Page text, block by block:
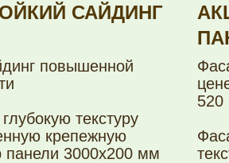
САЙДИНГ
повышенной
текстуру
крепежную
панели 3000х200 мм
520